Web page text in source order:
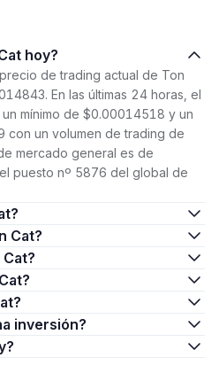
hoy?
de trading actual de Ton
En las últimas 24 horas, el
mínimo de $0.00014518 y un
con un volumen de trading de
mercado general es de
puesto nº 5876 del global de
Cat?
Cat?
inversión?